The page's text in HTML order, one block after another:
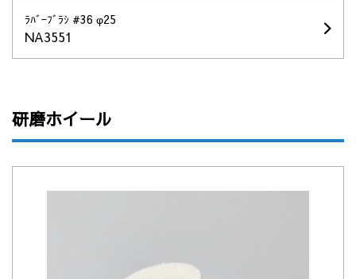
ﾗﾊﾞｰﾌﾞﾗｼ #36 φ25
NA3551
研磨ホイール